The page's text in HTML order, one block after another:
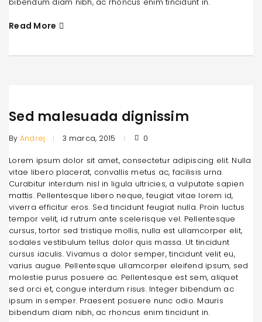
Read More
Sed malesuada dignissim
By Andrej 3 marca, 2015 0
Lorem ipsum dolor sit amet, consectetur adipiscing elit. Nulla
vitae libero placerat, convallis metus ac, facilisis urna.
Curabitur interdum nisl in ligula ultricies, a vulputate sapien
mattis. Pellentesque libero neque, feugiat vitae lorem id,
viverra efficitur eros. Sed tincidunt feugiat nulla. Proin luctus
tempor velit, id rutrum ante scelerisque vel. Pellentesque
cursus, tortor sed tristique mollis, nulla est ullamcorper elit,
sodales vestibulum tellus dolor quis massa. Ut tincidunt
cursus iaculis. Vivamus a dolor semper, tincidunt velit eu,
varius augue. Pellentesque ullamcorper eleifend ipsum, sed
molestie purus posuere ac. Pellentesque est sem, aliquet
sed orci et, congue interdum risus. Integer bibendum ac
ipsum in semper. Praesent posuere nunc odio. Mauris
bibendum diam nibh, ac rhoncus enim tincidunt in.